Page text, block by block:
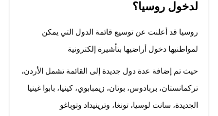
لدخول روسيا؟
روسيا قد أعلنت عن توسيع قائمة الدول التي يمكن
لمواطنيها دخول أراضيها بتأشيرة إلكترونية
حيث تم إضافة عدة دول جديدة إلى القائمة تشمل الأردن،
تركمانستان، بربادوس، بوتان، زيمبابوي، كينيا، بابوا غينيا
الجديدة، سانت لوسيا، تونغا، وترينيداد وتوباغو